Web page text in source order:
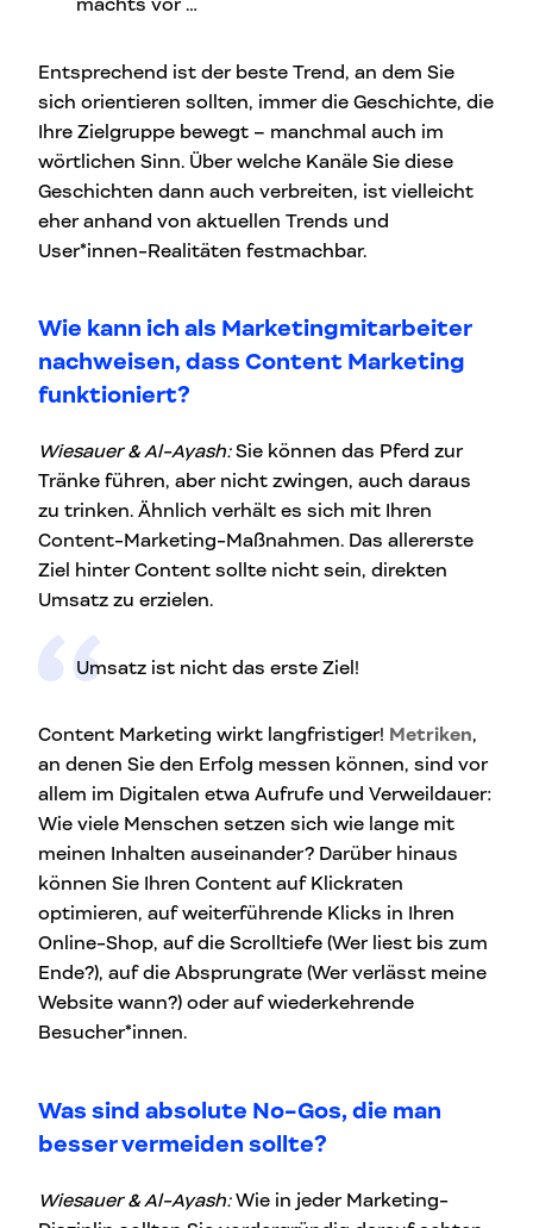
machts vor …
Entsprechend ist der beste Trend, an dem Sie
sich orientieren sollten, immer die Geschichte, die
Ihre Zielgruppe bewegt – manchmal auch im
wörtlichen Sinn. Über welche Kanäle Sie diese
Geschichten dann auch verbreiten, ist vielleicht
eher anhand von aktuellen Trends und
User*innen-Realitäten festmachbar.
Wie kann ich als Marketingmitarbeiter
nachweisen, dass Content Marketing
funktioniert?
Wiesauer & Al-Ayash:Sie können das Pferd zur
Tränke führen, aber nicht zwingen, auch daraus
zu trinken. Ähnlich verhält es sich mit Ihren
Content-Marketing-Maßnahmen. Das allererste
Ziel hinter Content sollte nicht sein, direkten
Umsatz zu erzielen.
Umsatz ist nicht das erste Ziel!
Content Marketing wirkt langfristiger! Metriken,
an denen Sie den Erfolg messen können, sind vor
allem im Digitalen etwa Aufrufe und Verweildauer:
Wie viele Menschen setzen sich wie lange mit
meinen Inhalten auseinander? Darüber hinaus
können Sie Ihren Content auf Klickraten
optimieren, auf weiterführende Klicks in Ihren
Online-Shop, auf die Scrolltiefe (Wer liest bis zum
Ende?), auf die Absprungrate (Wer verlässt meine
Website wann?) oder auf wiederkehrende
Besucher*innen.
Was sind absolute No-Gos, die man
besser vermeiden sollte?
Wiesauer & Al-Ayash:Wie in jeder Marketing-